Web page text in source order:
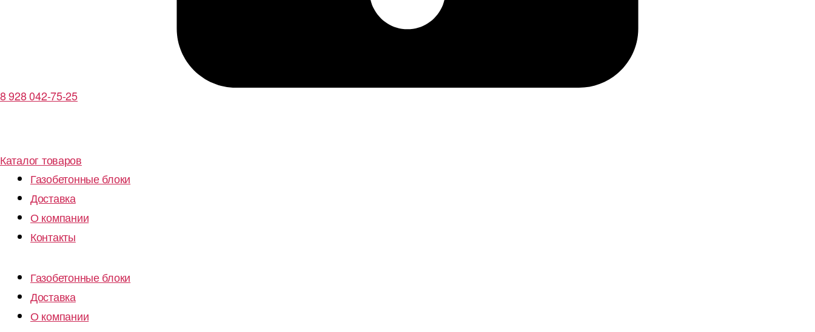
8 928 042-75-25
Каталог товаров
Газобетонные блоки
Доставка
О компании
Контакты
Газобетонные блоки
Доставка
О компании